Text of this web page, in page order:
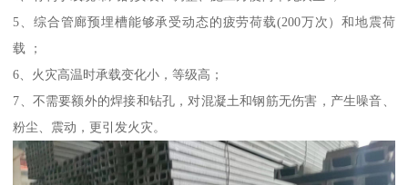
5、综合管廊预埋槽能够承受动态的疲劳荷载(200万次）和地震荷
载 ；
6、火灾高温时承载变化小，等级高；
7、不需要额外的焊接和钻孔，对混凝土和钢筋无伤害，产生噪音、
粉尘、震动，更引发火灾。